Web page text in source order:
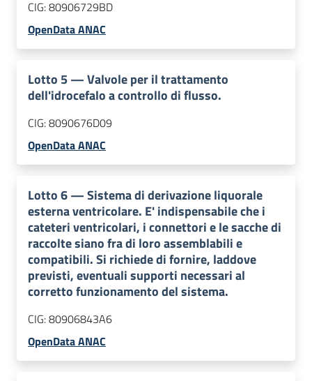
CIG:80906729BD
OpenData ANAC
Lotto 5—Valvole per il trattamento
dell'idrocefalo a controllo di flusso.
CIG:8090676D09
OpenData ANAC
Lotto6—Sistema di derivazione liquorale
esterna ventricolare. E' indispensabile che i
cateteri ventricolari, i connettori e le sacche di
raccolte siano fra di loro assemblabili e
compatibili. Si richiede di fornire, laddove
previsti, eventuali supporti necessari al
corretto funzionamento del sistema.
CIG:80906843A6
OpenData ANAC